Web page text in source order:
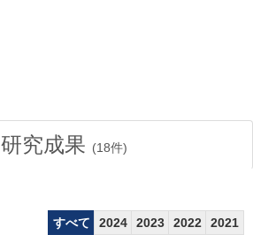
研究成果 (18件)
すべて 2024 2023 2022
2021